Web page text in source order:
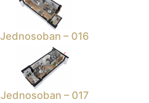
Jednosoban – 016
Jednosoban – 017